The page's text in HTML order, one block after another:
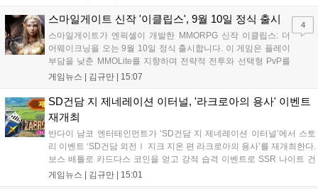
오프라인 연계 프로그램을 순차적으로 선보이며 e스포츠 생태계 확장에
스마일게이트 신작 '이클립스', 9월 10일 정식 출시
스마일게이트가 엔픽셀이 개발한 MMORPG 신작 이클립스: 더
어웨이크닝을 오는 9월 10일 정식 출시합니다. 이 게임은 플레이
부담을 낮춘 MMOLite를 지향하며 전략적 전투와 선택형 PvP를
특징으로 합니다. 현재 공식 홈페이지와 앱 마켓에서 사전등록을
니다. 또한 카카오톡 채널 추가 시 주차별 스페셜 쿠폰과 한정 스
킨, 경품 이벤트 등 풍성한 혜택을 마련해 이용자들의 기대를 모
으고 있습니다....
게임뉴스 | 김규만 | 15:07
4
SD건담 지 제네레이션 이터널, '라크로아의 용사' 이벤트
재개최
반다이 남코 엔터테인먼트가 ‘SD건담 지 제네레이션 이터널’에서 스토
리 이벤트 ‘SD건담 외전Ⅰ 지크 지온 편 라크로아의 용사’를 재개최한다.
보스 배틀로 카드다스 코인을 얻고 강적 습격 이벤트로 SSR 나이트 건
담을 획득할 수 있다. 로그인 보너스로 최대 다이아 3,000개를 지급하며,
게임뉴스 | 김규만 | 15:01